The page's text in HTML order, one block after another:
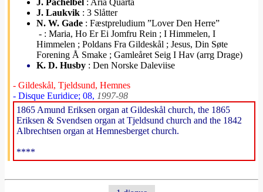
J. Pachelbel : Aria Quarta
J. Laukvik : 3 Slåtter
N. W. Gade : Fæstpreludium ”Lover Den Herre”
- : Maria, Ho Er Ei Jomfru Rein ; I Himmelen, I
Himmelen ; Poldans Fra Gildeskål ; Jesus, Din Søte
Forening Å Smake ; Gamleåret Seig I Hav (arrg Drage)
K. D. Husby : Den Norske Daleviise
- Gildeskål, Tjeldsund, Hemnes
- Disque Euridice; 08, 1997-98
1865 Amund Eriksen organ at Gildeskål church, the 1865
Eriksen & Svendsen organ at Tjeldsund church and the 1842
Albrechtsen organ at Hemnesberget church.
****